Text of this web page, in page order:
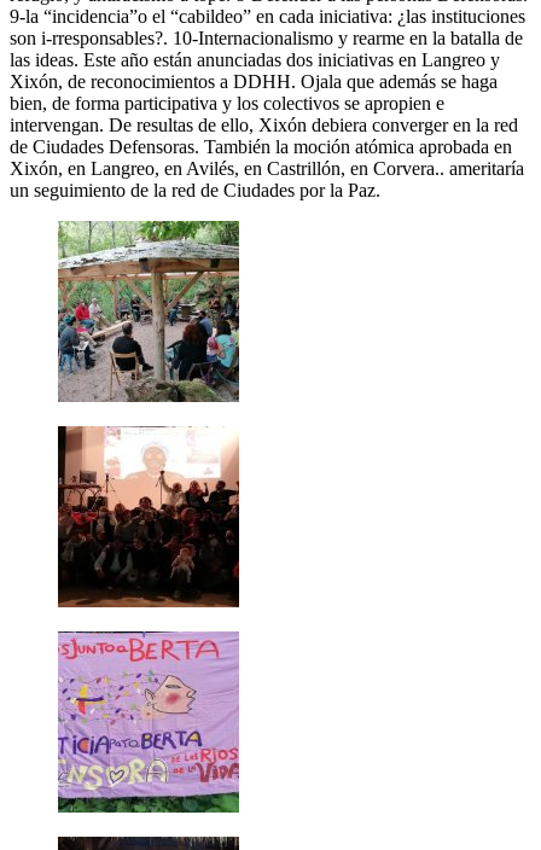
9-la “incidencia”o el “cabildeo” en cada iniciativa: ¿las instituciones
son i-rresponsables?. 10-Internacionalismo y rearme en la batalla de
las ideas. Este año están anunciadas dos iniciativas en Langreo y
Xixón, de reconocimientos a DDHH. Ojala que además se haga
bien, de forma participativa y los colectivos se apropien e
intervengan. De resultas de ello, Xixón debiera converger en la red
de Ciudades Defensoras. También la moción atómica aprobada en
Xixón, en Langreo, en Avilés, en Castrillón, en Corvera.. ameritaría
un seguimiento de la red de Ciudades por la Paz.